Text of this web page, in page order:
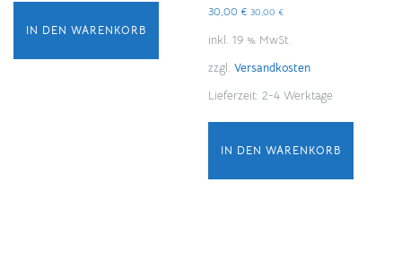
IN DEN WARENKORB
30,00 € 30,00€
inkl. 19 % MwSt.
zzgl.Versandkosten
Lieferzeit:2-4 Werktage
IN DEN WARENKORB